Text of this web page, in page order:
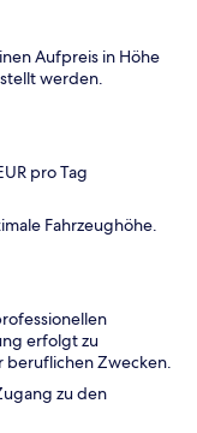
Aufpreis in Höhe
werden.
pro Tag
Fahrzeughöhe.
erfolgt zu
Zwecken.
zu den